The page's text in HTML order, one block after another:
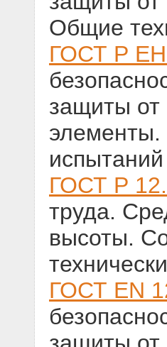
Общие
ГОСТ Р ЕН
защиты от
испытаний
ГОСТ Р
труда.
высоты.
ГОСТ EN